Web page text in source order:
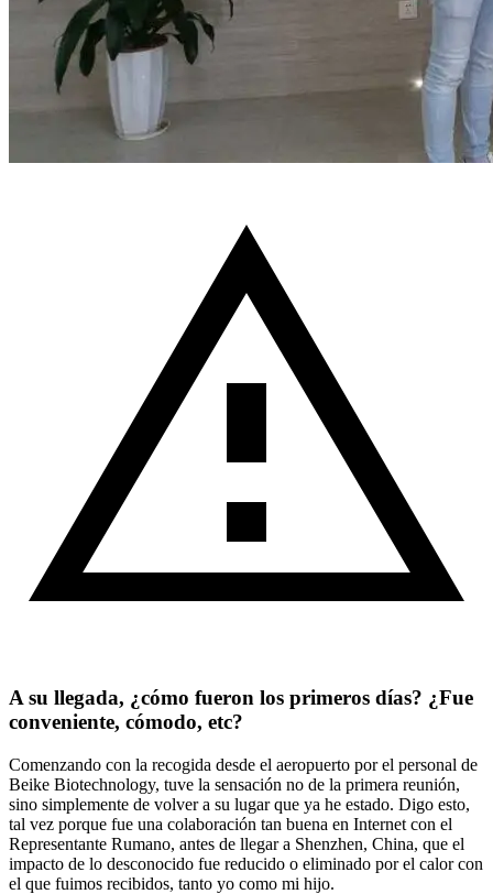
A su llegada, ¿cómo fueron los primeros días? ¿Fue
conveniente, cómodo, etc?
Comenzando con la recogida desde el aeropuerto por el personal de
Beike Biotechnology, tuve la sensación no de la primera reunión,
sino simplemente de volver a su lugar que ya he estado. Digo esto,
tal vez porque fue una colaboración tan buena en Internet con el
Representante Rumano, antes de llegar a Shenzhen, China, que el
impacto de lo desconocido fue reducido o eliminado por el calor con
el que fuimos recibidos, tanto yo como mi hijo.